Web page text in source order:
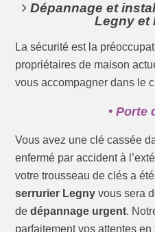
Dépannage et
Legny et
La sécurité est la
propriétaires de maison
vous accompagner dans le
• Porte
Vous avez une clé cassée
enfermé par accident à
votre trousseau de clés a
serrurier Legny vous sera
dedépannage urgent.
parfaitement vos attentes